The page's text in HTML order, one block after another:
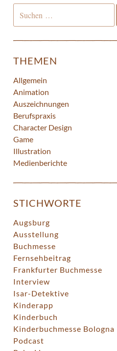
nach:
THEMEN
Allgemein
Animation
Auszeichnungen
Berufspraxis
Character Design
Game
Illustration
Medienberichte
STICHWORTE
Augsburg
Ausstellung
Buchmesse
Fernsehbeitrag
Frankfurter Buchmesse
Interview
Isar-Detektive
Kinderapp
Kinderbuch
Kinderbuchmesse Bologna
Podcast